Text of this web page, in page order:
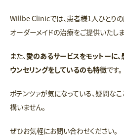
Willbe Clinicでは、患者様1人ひとり
オーダーメイドの治療をご提供いたしま
また、愛のあるサービスをモットーに
ウンセリングをしているのも特徴です。
ポテンツァが気になっている、疑問な
構いません。
ぜひお気軽にお問い合わせください。